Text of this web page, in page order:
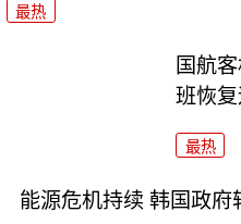
最热
国航
班恢
最热
能源危机持续 韩国政府